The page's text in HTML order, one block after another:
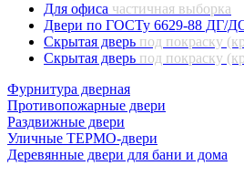
Для офиса частичная выборка
Двери по ГОСТу 6629-88 ДГ/
Скрытая дверь под покраску
Скрытая дверь под покраску
Фурнитура дверная
Противопожарные двери
Раздвижные двери
Уличные ТЕРМО-двери
Деревянные двери для бани и дома